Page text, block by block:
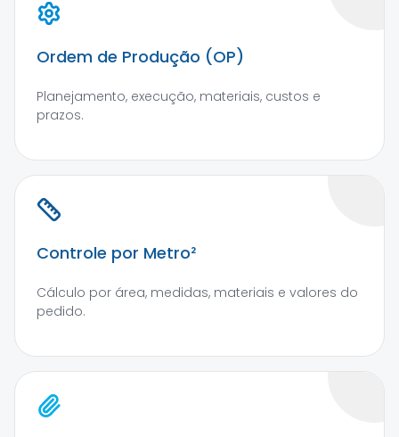
Ordem de Produção (OP)
Planejamento, execução, materiais, custos e
prazos.
Controle por Metro²
Cálculo por área, medidas, materiais e valores do
pedido.